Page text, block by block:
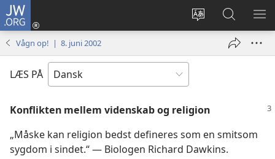
JW.ORG
Vælg
Log
på
vindue)
Søg
på
JW.ORG
VIS
Vågn op! | 8. juni 2002
LÆS PÅ
Konflikten mellem videnskab og religion
„Måske kan religion bedst defineres som en smitsom
sygdom i sindet.“ — Biologen Richard Dawkins.